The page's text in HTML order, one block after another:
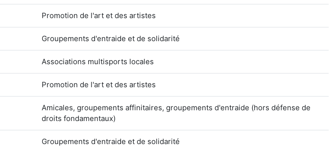
Promotion de l'art et des artistes
Groupements d'entraide et de solidarité
Associations multisports locales
Promotion de l'art et des artistes
Amicales, groupements affinitaires, groupements d'entraide (hors défense de
droits fondamentaux)
Groupements d'entraide et de solidarité